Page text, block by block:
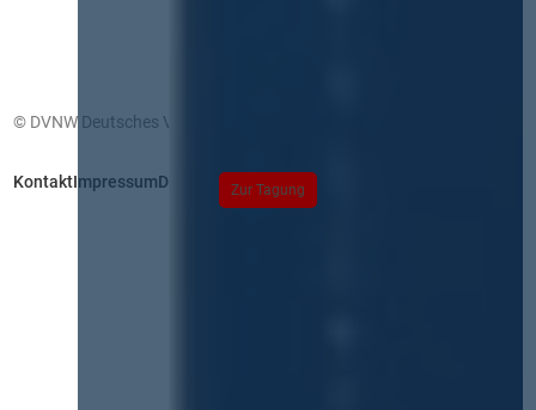
Zur Tagung
© DVNW Deutsches Vergabenetzwerk GmbH
KontaktImpressumDatenschutz